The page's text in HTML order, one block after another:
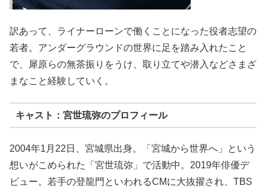
訳あって、ライナーローンで働くことになった役者志望の
若者。アンダーグラウンドの世界に足を踏み入れたこと
で、
犀原らの無茶振りをうけ、取り立てや潜入などさまざ
まなこと経験していく。
キャスト：宮世琉弥のプロフィール
2004年1月22日、宮城県出身。「宮城から世界へ」という
想いがこめられた「宮世琉弥」で活動中。2019年俳優デ
ビュー。若手の登龍門といわれるCMに大抜擢され、TBS